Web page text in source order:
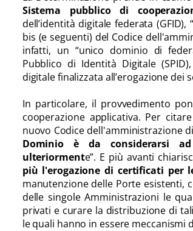
Sistema pubblico di
dell’identità digitale federata
bis (e seguenti) del Codice
infatti, un “unico dominio di
Pubblico di Identità Digitale
digitale finalizzata all’erogazione dei
In particolare, il provvedimento
cooperazione applicativa. Per
nuovo Codice dell'amministrazione
Dominio è da considerarsi
ulteriormente”. E più avanti
più l'erogazione di certificati per
manutenzione delle Porte esistenti,
delle singole Amministrazioni le
privati e curare la distribuzione di
le quali hanno in essere meccanismi